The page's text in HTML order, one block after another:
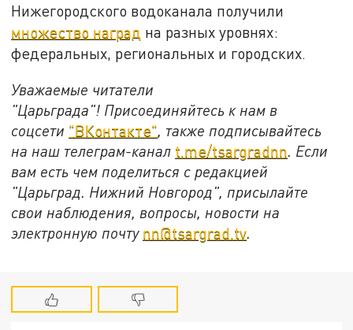
Нижегородского водоканала получили
множество наград на разных уровнях:
федеральных, региональных и городских.
Уважаемые читатели
"Царьграда"! Присоединяйтесь к нам в
соцсети "ВКонтакте", также подписывайтесь
на наш телеграм-канал t.me/tsargradnn. Если
вам есть чем поделиться с редакцией
"Царьград. Нижний Новгород", присылайте
свои наблюдения, вопросы, новости на
электронную почту nn@tsargrad.tv.